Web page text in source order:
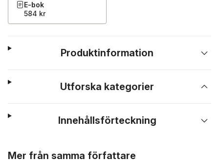
E-bok
584 kr
Produktinformation
Utforska kategorier
Innehållsförteckning
Mer från samma författare